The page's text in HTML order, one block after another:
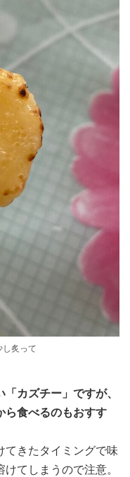
し炙って
カズチー」ですが、
ら食べるのもおすす
てきたタイミングで味
てしまうので注意。